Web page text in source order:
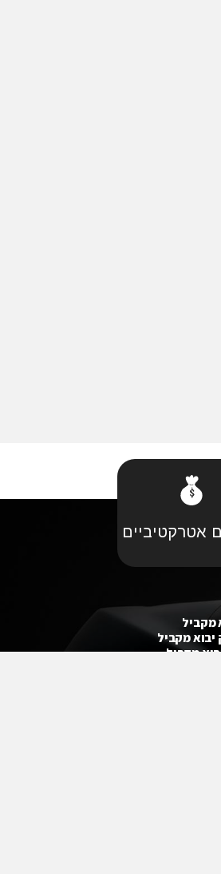
אטרקטיביים
מקביל
מקביל
מקביל